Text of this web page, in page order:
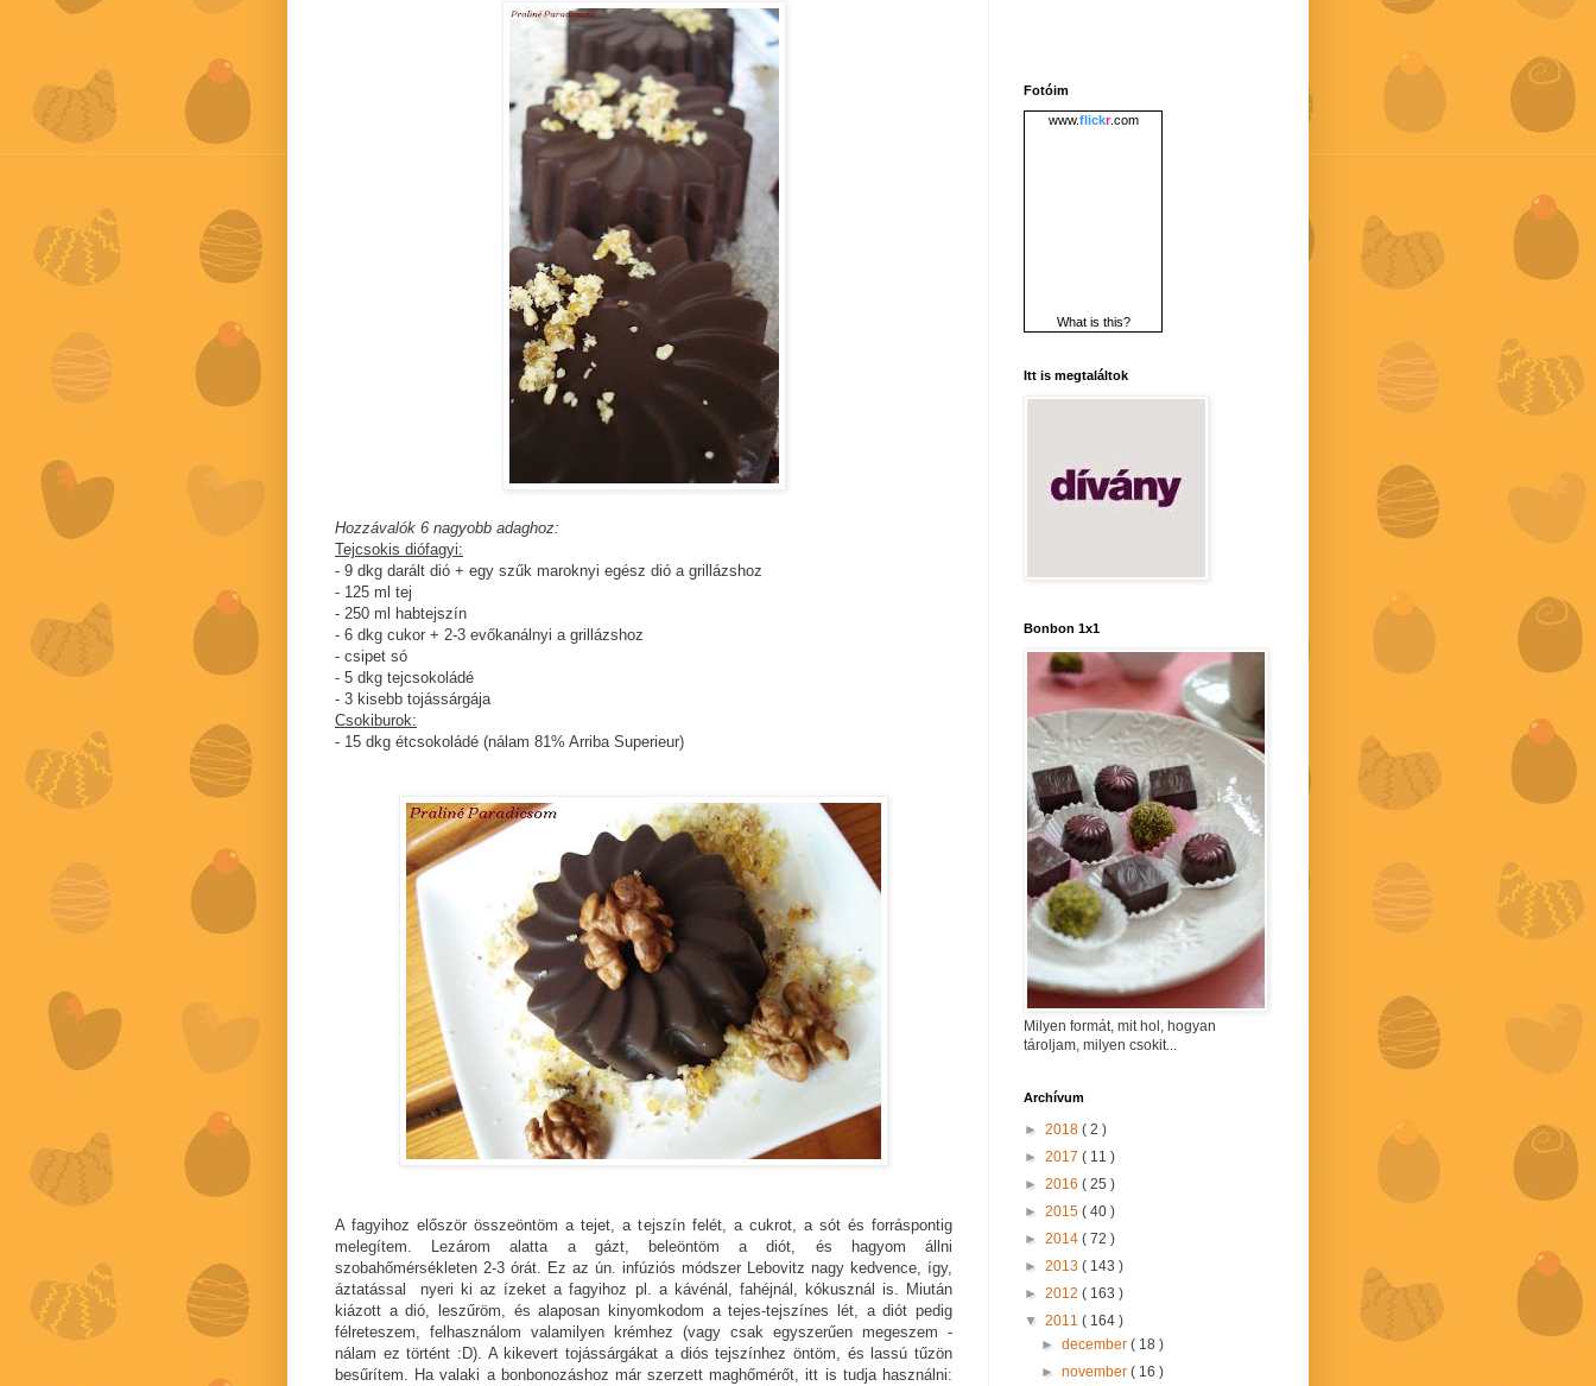
Hozzávalók 6 nagyobb adaghoz:
Tejcsokis diófagyi:
- 9 dkg darált dió + egy szűk maroknyi egész dió a grillázshoz
- 125 ml tej
- 250 ml habtejszín
- 6 dkg cukor + 2-3 evőkanálnyi a grillázshoz
- csipet só
- 5 dkg tejcsokoládé
- 3 kisebb tojássárgája
Csokiburok:
- 15 dkg étcsokoládé (nálam 81% Arriba Superieur)
A fagyihoz először összeöntöm a tejet, a tejszín felét, a cukrot, a sót és forráspontig
melegítem. Lezárom alatta a gázt, beleöntöm a diót, és hagyom állni
szobahőmérsékleten 2-3 órát. Ez az ún. infúziós módszer Lebovitz nagy kedvence, így,
áztatással nyeri ki az ízeket a fagyihoz pl. a kávénál, fahéjnál, kókusznál is. Miután
kiázott a dió, leszűröm, és alaposan kinyomkodom a tejes-tejszínes lét, a diót pedig
félreteszem, felhasználom valamilyen krémhez (vagy csak egyszerűen megeszem -
nálam ez történt :D). A kikevert tojássárgákat a diós tejszínhez öntöm, és lassú tűzön
besűrítem. Ha valaki a bonbonozáshoz már szerzett maghőmérőt, itt is tudja használni:
Fotóim
www.flickr.com
What is this?
Itt is megtaláltok
Bonbon 1x1
Milyen formát, mit hol, hogyan
tároljam, milyen csokit...
Archívum
► 2018 ( 2 )
► 2017 ( 11 )
► 2016 ( 25 )
► 2015 ( 40 )
► 2014 ( 72 )
► 2013 ( 143 )
► 2012 ( 163 )
▼ 2011 ( 164 )
►december( 18 )
►november( 16 )